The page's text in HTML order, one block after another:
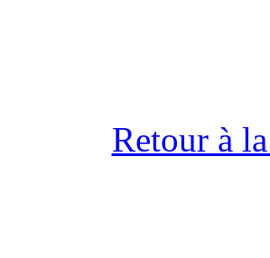
Retour à